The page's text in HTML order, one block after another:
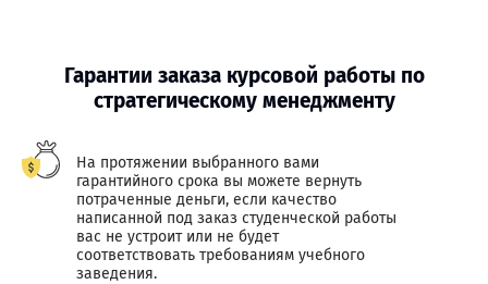
Гарантии заказа курсовой работы по
стратегическому менеджменту
На протяжении выбранного вами
гарантийного срока вы можете вернуть
потраченные деньги, если качество
написанной под заказ студенческой работы
вас не устроит или не будет
соответствовать требованиям учебного
заведения.